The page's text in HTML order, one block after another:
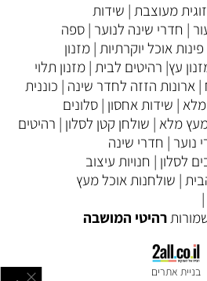
מעוצבת | שידות
| חדרי שינה לנוער | ספה
פינות אוכל יוקרתיות | מזנון
עץ| רהיטים לבית | מזנון תלוי
| ארונות הזזה לחדר שינה | כוננית
| שידות אחסון | סלונים
מעץ מלא | שולחן קטן לסלון | רהיטים
נוער | חדרי שינה
לסלון | חנויות עיצוב
| שולחנות אוכל מעץ
|
רהיטי המושבה
בניית אתרים